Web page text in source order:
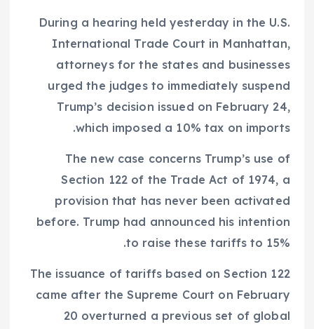
During a hearing held yesterday in the U.S.
International Trade Court in Manhattan,
attorneys for the states and businesses
urged the judges to immediately suspend
Trump’s decision issued on February 24,
which imposed a 10% tax on imports.
The new case concerns Trump’s use of
Section 122 of the Trade Act of 1974, a
provision that has never been activated
before. Trump had announced his intention
to raise these tariffs to 15%.
The issuance of tariffs based on Section 122
came after the Supreme Court on February
20 overturned a previous set of global